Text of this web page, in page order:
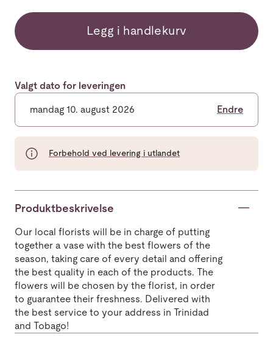
Legg i handlekurv
Valgt dato for leveringen
mandag 10. august 2026 Endre
Forbehold ved levering i utlandet
Produktbeskrivelse
Our local florists will be in charge of putting
together a vase with the best flowers of the
season, taking care of every detail and offering
the best quality in each of the products. The
flowers will be chosen by the florist, in order
to guarantee their freshness. Delivered with
the best service to your address in Trinidad
and Tobago!